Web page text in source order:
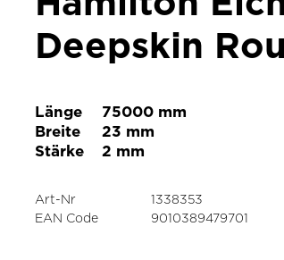
Deepskin
Länge
75000 mm
Breite
23 mm
Stärke
2 mm
Art-Nr
1338353
EAN Code
9010389479701